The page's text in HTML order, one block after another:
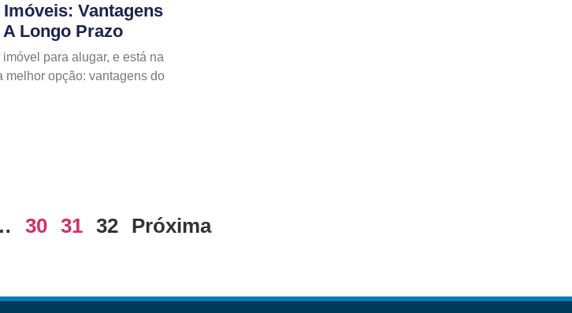
Vantagens
Longo Prazo
para alugar, e está na
melhor opção: vantagens do
30 31 32 Próxima